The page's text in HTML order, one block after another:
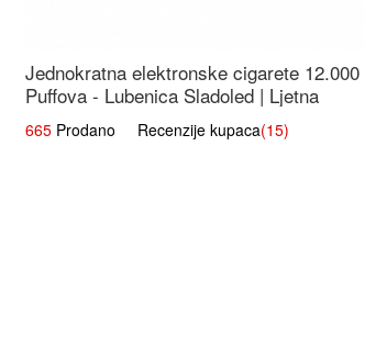
Jednokratna elektronske cigarete 12.000
Puffova - Lubenica Sladoled | Ljetna
Desertna Aroma
665 Prodano Recenzije kupaca(15)